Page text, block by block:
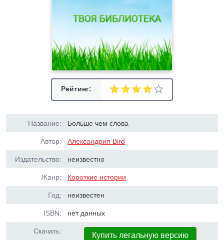
Рейтинг:
Название: Больше чем слова
Автор: Александрия Bird
Издательство: неизвестно
Жанр: Короткие истории
Год: неизвестен
ISBN: нет данных
Скачать: Купить легальную версию